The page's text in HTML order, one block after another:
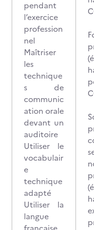
pendant
l’exercice
profession
nel
Maîtriser
les
technique
s de
communic
ation orale
devant un
auditoire
Utiliser le
vocabulair
e
technique
adapté
Utiliser la
langue